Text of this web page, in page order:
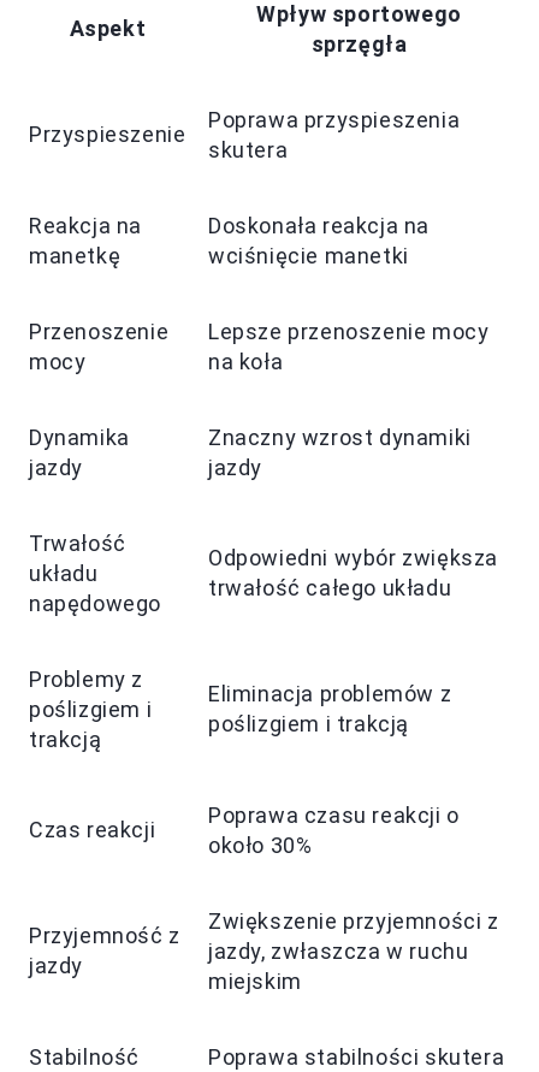
Aspekt
Wpływ sportowego
sprzęgła
Przyspieszenie
Poprawa przyspieszenia
skutera
Reakcja na
manetkę
Doskonała reakcja na
wciśnięcie manetki
Przenoszenie
mocy
Lepsze przenoszenie mocy
na koła
Dynamika
jazdy
Znaczny wzrost dynamiki
jazdy
Trwałość
układu
napędowego
Odpowiedni wybór zwiększa
trwałość całego układu
Problemy z
poślizgiem i
trakcją
Eliminacja problemów z
poślizgiem i trakcją
Czas reakcji
Poprawa czasu reakcji o
około 30%
Przyjemność z
jazdy
Zwiększenie przyjemności z
jazdy, zwłaszcza w ruchu
miejskim
Stabilność Poprawa stabilności skutera